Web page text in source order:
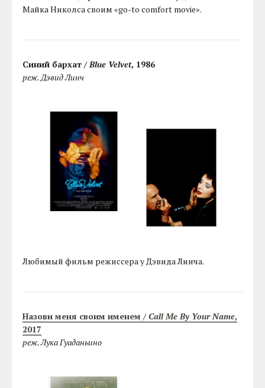
Майка Николса своим «go-to comfort movie».
Синий бархат /Blue Velvet, 1986
реж. Дэвид Линч
Любимый фильм режиссера у Дэвида Линча.
Назови меня своим именем /Call Me By Your Name,
2017
реж. Лука Гуаданьино